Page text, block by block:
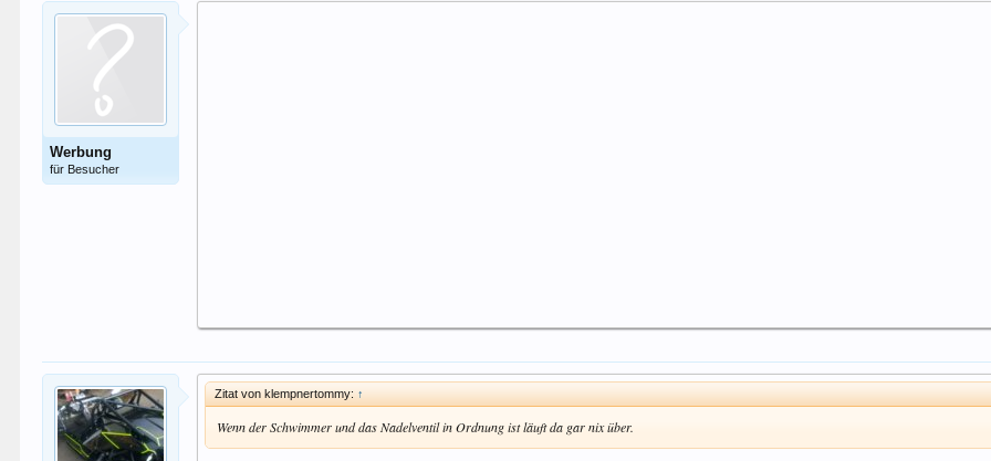
Werbung
für Besucher
Zitat von klempnertommy: ↑
Wenn der Schwimmer und das Nadelventil in Ordnung ist läuft da gar nix über.